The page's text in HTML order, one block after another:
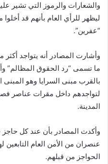
والشعارات والرموز التي تشير
ليظهر للرأي العام بأنهم قد
“عفرين”.
وأشارت المصادر أنه يتواجد
بالقرب مبنى السرايا وهو المبنى
لتواجدهم داخل مقرات عناصر
المدينة.
وأكدت المصادر بأن عند كل حاجز
عنصران من الأمن العام التابعين
الحواجز من قبلهم.